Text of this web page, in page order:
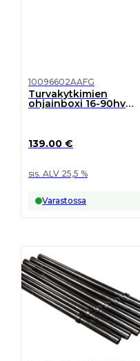
10096602AAFG
Turvakytkimien
ohjainboxi 16-90hv
139.00 €
sis. ALV 25,5 %
Varastossa